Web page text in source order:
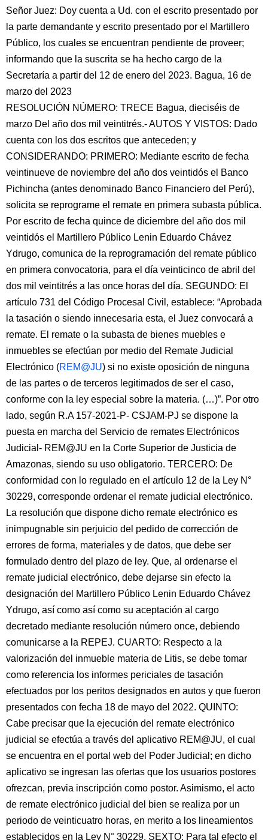
Señor Juez: Doy cuenta a Ud. con el escrito presentado por
la parte demandante y escrito presentado por el Martillero
Público, los cuales se encuentran pendiente de proveer;
informando que la suscrita se ha hecho cargo de la
Secretaría a partir del 12 de enero del 2023. Bagua, 16 de
marzo del 2023
RESOLUCIÓN NÚMERO: TRECE Bagua, dieciséis de
marzo Del año dos mil veintitrés.- AUTOS Y VISTOS: Dado
cuenta con los dos escritos que anteceden; y
CONSIDERANDO: PRIMERO: Mediante escrito de fecha
veintinueve de noviembre del año dos veintidós el Banco
Pichincha (antes denominado Banco Financiero del Perú),
solicita se reprograme el remate en primera subasta pública.
Por escrito de fecha quince de diciembre del año dos mil
veintidós el Martillero Público Lenin Eduardo Chávez
Ydrugo, comunica de la reprogramación del remate público
en primera convocatoria, para el día veinticinco de abril del
dos mil veintitrés a las once horas del día. SEGUNDO: El
artículo 731 del Código Procesal Civil, establece: “Aprobada
la tasación o siendo innecesaria esta, el Juez convocará a
remate. El remate o la subasta de bienes muebles e
inmuebles se efectúan por medio del Remate Judicial
Electrónico (REM@JU) si no existe oposición de ninguna
de las partes o de terceros legitimados de ser el caso,
conforme con la ley especial sobre la materia. (…)”. Por otro
lado, según R.A 157-2021-P- CSJAM-PJ se dispone la
puesta en marcha del Servicio de remates Electrónicos
Judicial- REM@JU en la Corte Superior de Justicia de
Amazonas, siendo su uso obligatorio. TERCERO: De
conformidad con lo regulado en el artículo 12 de la Ley N°
30229, corresponde ordenar el remate judicial electrónico.
La resolución que dispone dicho remate electrónico es
inimpugnable sin perjuicio del pedido de corrección de
errores de forma, materiales y de datos, que debe ser
formulado dentro del plazo de ley. Que, al ordenarse el
remate judicial electrónico, debe dejarse sin efecto la
designación del Martillero Público Lenin Eduardo Chávez
Ydrugo, así como así como su aceptación al cargo
decretado mediante resolución número once, debiendo
comunicarse a la REPEJ. CUARTO: Respecto a la
valorización del inmueble materia de Litis, se debe tomar
como referencia los informes periciales de tasación
efectuados por los peritos designados en autos y que fueron
presentados con fecha 18 de mayo del 2022. QUINTO:
Cabe precisar que la ejecución del remate electrónico
judicial se efectúa a través del aplicativo REM@JU, el cual
se encuentra en el portal web del Poder Judicial; en dicho
aplicativo se ingresan las ofertas que los usuarios postores
ofrezcan, previa inscripción como postor. Asimismo, el acto
de remate electrónico judicial del bien se realiza por un
periodo de veinticuatro horas, en merito a los lineamientos
establecidos en la Ley N° 30229. SEXTO: Para tal efecto el